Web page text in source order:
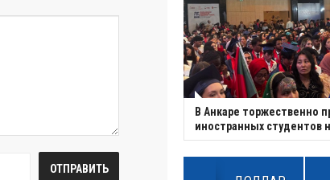
В Анкаре торжественно
иностранных студентов